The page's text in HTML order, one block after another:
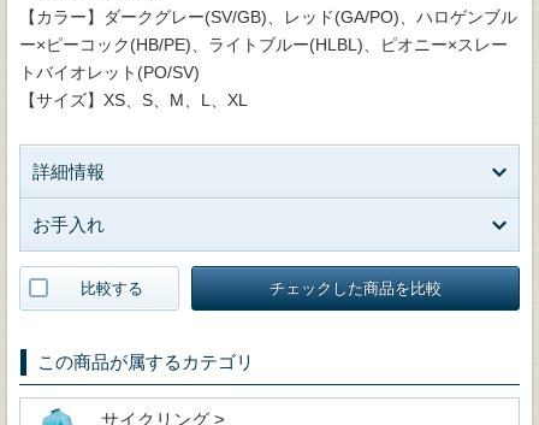
【カラー】ダークグレー(SV/GB)、レッド(GA/PO)、ハロゲンブル
ー×ピーコック(HB/PE)、ライトブルー(HLBL)、ピオニー×スレー
トバイオレット(PO/SV)
【サイズ】XS、S、M、L、XL
詳細情報
お手入れ
比較する チェックした商品を比較
この商品が属するカテゴリ
サイクリング >